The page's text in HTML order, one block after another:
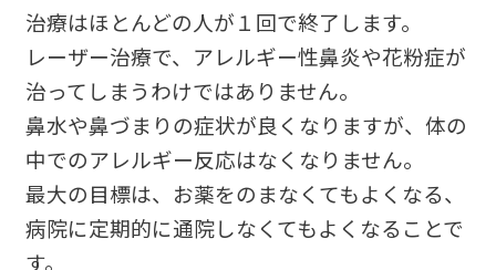
治療はほとんどの人が１回で終了します。
レーザー治療で、アレルギー性鼻炎や花粉症が
治ってしまうわけではありません。
鼻水や鼻づまりの症状が良くなりますが、体の
中でのアレルギー反応はなくなりません。
最大の目標は、お薬をのまなくてもよくなる、
病院に定期的に通院しなくてもよくなることで
す。